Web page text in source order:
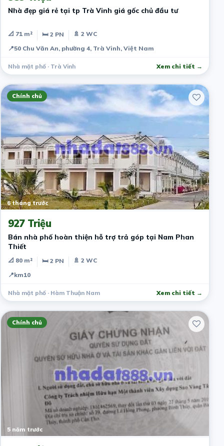
Nhà đẹp giá rẻ tại tp Trà Vinh giá gốc chủ đầu tư
📐 71 m² 🛏 2 PN
🚿 2 WC
📍50 Chu Văn An, phường 4, Trà Vinh, Việt Nam
Nhà mặt phố · Trà Vinh Xem chi tiết →
Chính chủ
6 tháng trước
927 Triệu
Bán nhà phố hoàn thiện hỗ trợ trả góp tại Nam Phan
Thiết
📐 80 m² 🛏 2 PN
🚿 2 WC
📍km10
Nhà mặt phố · Hàm Thuận Nam Xem chi tiết →
Chính chủ
5 năm trước